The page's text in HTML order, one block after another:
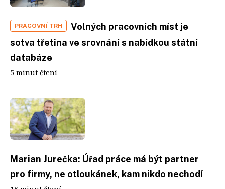
PRACOVNÍ TRH
Volných pracovních míst je
sotva třetina ve srovnání s nabídkou státní
databáze
5 minut čtení
Marian Jurečka: Úřad práce má být partner
pro firmy, ne otloukánek, kam nikdo nechodí